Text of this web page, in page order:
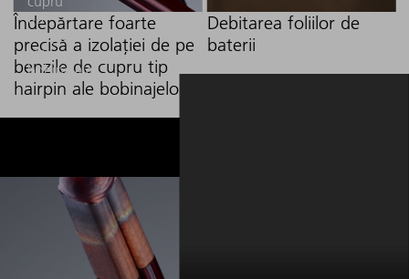
tip
hairpin
ale
bobinajelor
Îndepărtare foarte
precisă a izolației de pe
benzile de cupru tip
hairpin ale bobinajelor
Debitarea foliilor de
baterii